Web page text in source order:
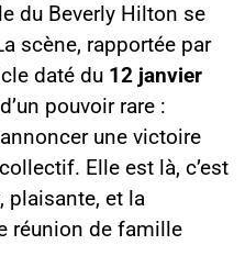
du Beverly Hilton se
scène, rapportée par
daté du 12 janvier
pouvoir rare :
une victoire
Elle est là, c’est
plaisante, et la
réunion de famille